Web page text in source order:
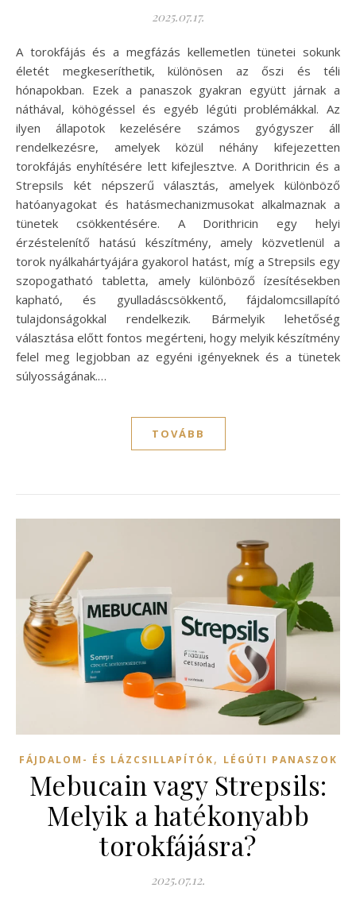
2025.07.17.
A torokfájás és a megfázás kellemetlen tünetei sokunk
életét megkeseríthetik, különösen az őszi és téli
hónapokban. Ezek a panaszok gyakran együtt járnak a
náthával, köhögéssel és egyéb légúti problémákkal. Az
ilyen állapotok kezelésére számos gyógyszer áll
rendelkezésre, amelyek közül néhány kifejezetten
torokfájás enyhítésére lett kifejlesztve. A Dorithricin és a
Strepsils két népszerű választás, amelyek különböző
hatóanyagokat és hatásmechanizmusokat alkalmaznak a
tünetek csökkentésére. A Dorithricin egy helyi
érzéstelenítő hatású készítmény, amely közvetlenül a
torok nyálkahártyájára gyakorol hatást, míg a Strepsils egy
szopogatható tabletta, amely különböző ízesítésekben
kapható, és gyulladáscsökkentő, fájdalomcsillapító
tulajdonságokkal rendelkezik. Bármelyik lehetőség
választása előtt fontos megérteni, hogy melyik készítmény
felel meg legjobban az egyéni igényeknek és a tünetek
súlyosságának.…
TOVÁBB
FÁJDALOM- ÉS LÁZCSILLAPÍTÓK, LÉGÚTI PANASZOK
Mebucain vagy Strepsils:
Melyik a hatékonyabb
torokfájásra?
2025.07.12.